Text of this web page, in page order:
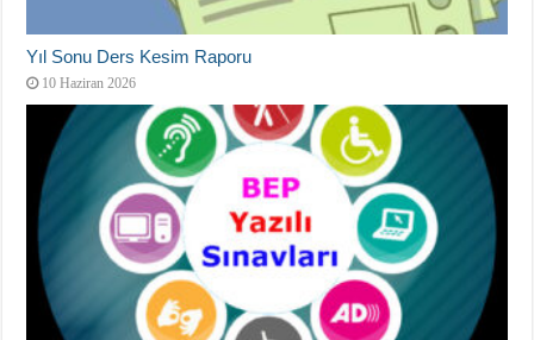
Yıl Sonu Ders Kesim Raporu
10 Haziran 2026